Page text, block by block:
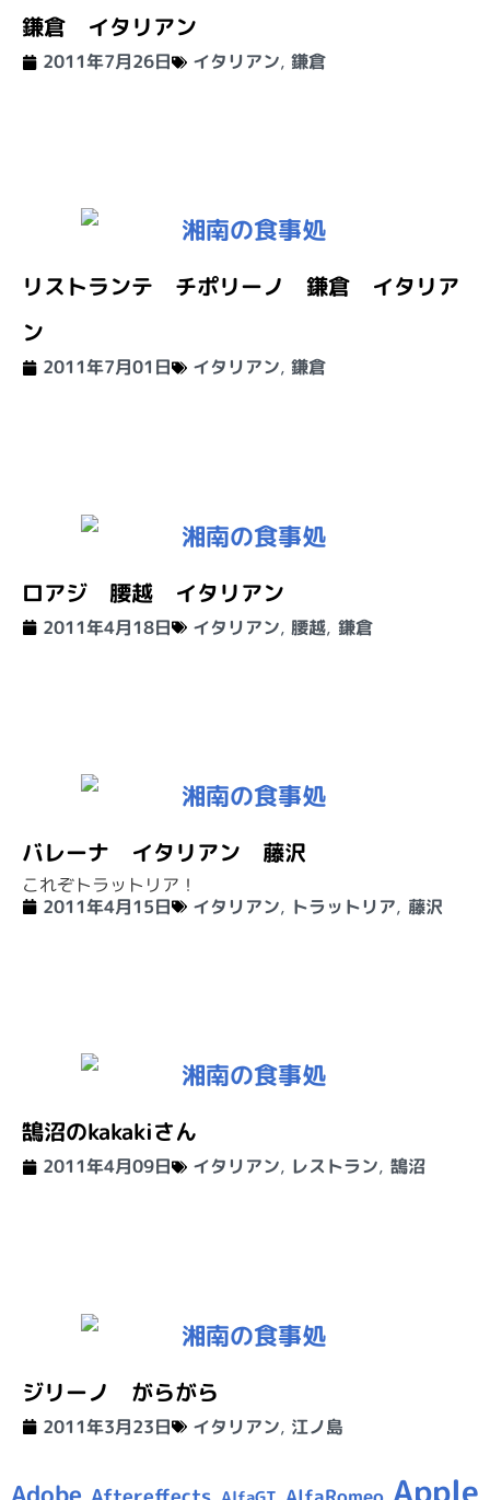
鎌倉 イタリアン
2011年7月26日 イタリアン,鎌倉
リストランテ チポリーノ 鎌倉 イタリア
ン
2011年7月01日 イタリアン,鎌倉
ロアジ 腰越 イタリアン
2011年4月18日 イタリアン,腰越, 鎌倉
バレーナ イタリアン 藤沢
これぞトラットリア！
2011年4月15日
イタリアン, トラットリア, 藤沢
鵠沼のkakakiさん
2011年4月09日 イタリアン, レストラン, 鵠沼
ジリーノ がらがら
2011年3月23日 イタリアン, 江ノ島
Apple